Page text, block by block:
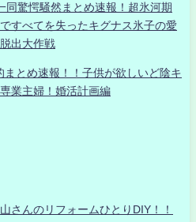
同驚愕騒然まとめ速報！超氷河期
すべてを失ったキグナス氷子の愛
出大作戦
まとめ速報！！子供が欲しいど陰キ
業主婦！婚活計画編
さんのリフォームひとりDIY！！